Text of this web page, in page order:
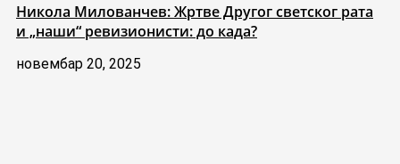
Никола Милованчев: Жртве Другог светског рата
и „наши“ ревизионисти: до када?
новембар 20, 2025